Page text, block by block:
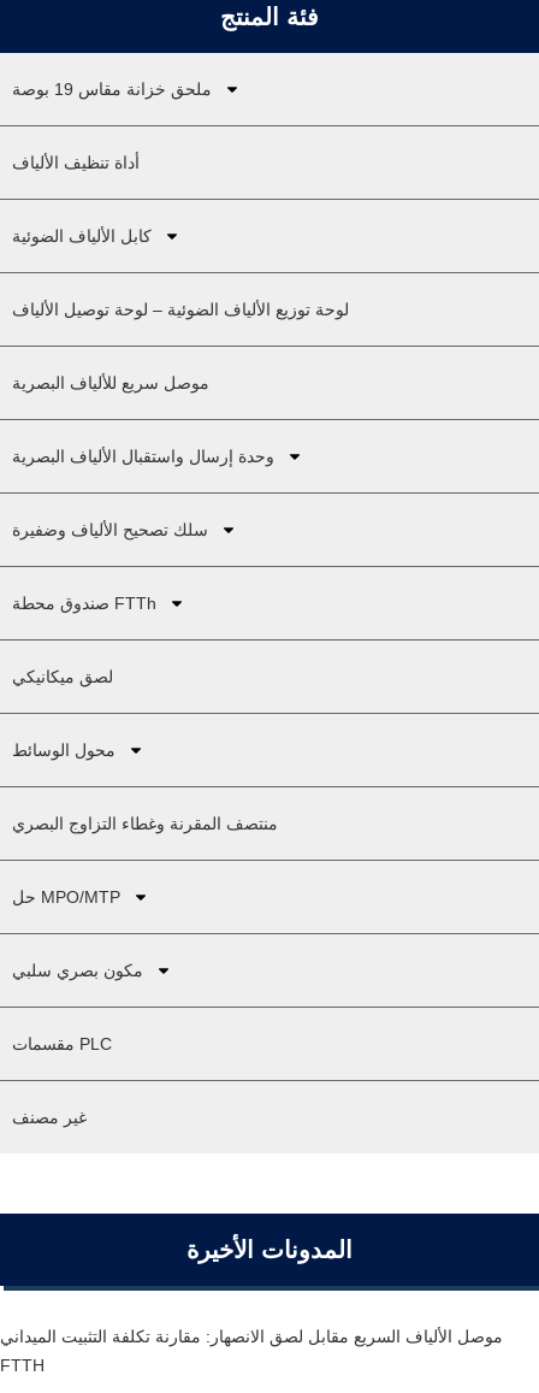
فئة المنتج
ملحق خزانة مقاس 19 بوصة
أداة تنظيف الألياف
كابل الألياف الضوئية
لوحة توزيع الألياف الضوئية – لوحة توصيل الألياف
موصل سريع للألياف البصرية
وحدة إرسال واستقبال الألياف البصرية
سلك تصحيح الألياف وضفيرة
صندوق محطة FTTh
لصق ميكانيكي
محول الوسائط
منتصف المقرنة وغطاء التزاوج البصري
حل MPO/MTP
مكون بصري سلبي
مقسمات PLC
غير مصنف
المدونات الأخيرة
موصل الألياف السريع مقابل لصق الانصهار: مقارنة تكلفة التثبيت الميداني
FTTH